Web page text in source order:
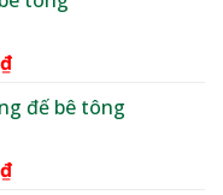
3,600,000₫.
₫Khoảng
từ
đến
đế bê tông
₫Khoảng